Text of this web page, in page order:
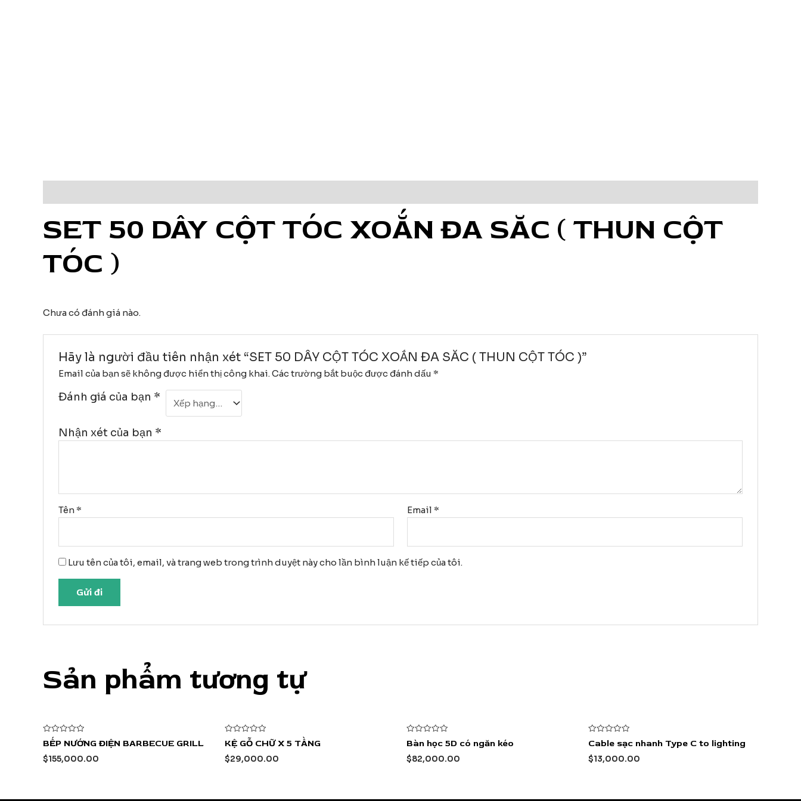
SET 50 DÂY CỘT TÓC XOẮN ĐA SĂC ( THUN CỘT
TÓC )
Chưa có đánh giá nào.
Hãy là người đầu tiên nhận xét “SET 50 DÂY CỘT TÓC XOẮN ĐA SĂC ( THUN CỘT TÓC )”
Email của bạn sẽ không được hiển thị công khai.Các trường bắt buộc được đánh dấu *
Đánh giá của bạn *
Nhận xét của bạn *
Tên * Email *
Lưu tên của tôi, email, và trang web trong trình duyệt này cho lần bình luận kế tiếp của tôi.
Sản phẩm tương tự
Được
xếp
hạng
0
BẾP NƯỚNG ĐIỆN BARBECUE GRILL
$155,000.00
Được
xếp
hạng
0
KỆ GỖ CHỮ X 5 TẦNG
$29,000.00
Được
xếp
hạng
0
Bàn học 5D có ngăn kéo
$82,000.00
Được
xếp
hạng
0
Cable sạc nhanh Type C to lighting
$13,000.00